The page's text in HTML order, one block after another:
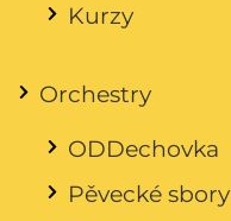
Kurzy
Orchestry
ODDechovka
Pěvecké sbory